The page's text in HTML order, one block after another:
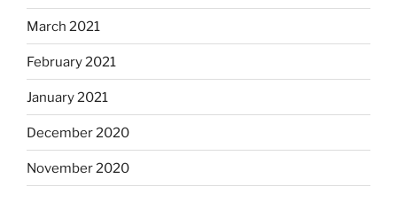
March 2021
February 2021
January 2021
December 2020
November 2020